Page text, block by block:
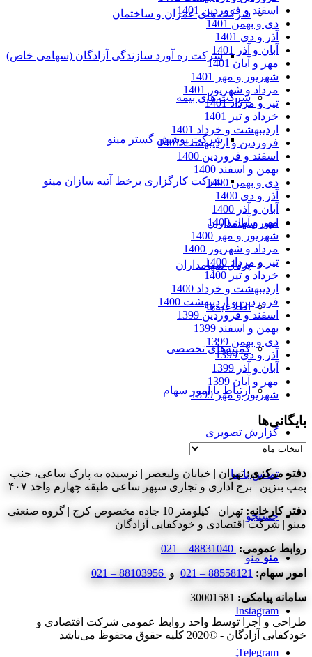
شرکت های عمران و ساختمان
شرکت ره آورد سازندگی آزادگان (سهامی خاص)
شرکت های بیمه
شرکت پوشش گستر مینو
شرکت کارگزاری برخط آتیه سازان مینو
امور سهامداران
پرتال سهامداران
اطلاعیه‌ها
کمیته‌های تخصصی
ارتباط با امور سهام
گزارش تصویری
تماس با ما
جستجو
منو منو
Instagram
Telegram
اسفند و فروردین 1401
دی و بهمن 1401
آذر و دی 1401
آبان و آذر 1401
مهر و آبان 1401
شهریور و مهر 1401
مرداد و شهریور 1401
تیر و مرداد 1401
خرداد و تیر 1401
اردیبهشت و خرداد 1401
فروردین و اردیبهشت 1401
اسفند و فروردین 1400
بهمن و اسفند 1400
دی و بهمن 1400
آذر و دی 1400
آبان و آذر 1400
مهر و آبان 1400
شهریور و مهر 1400
مرداد و شهریور 1400
تیر و مرداد 1400
خرداد و تیر 1400
اردیبهشت و خرداد 1400
فروردین و اردیبهشت 1400
اسفند و فروردین 1399
بهمن و اسفند 1399
دی و بهمن 1399
آذر و دی 1399
آبان و آذر 1399
مهر و آبان 1399
شهریور و مهر 1399
بایگانی‌ها
بایگانی‌ها
دفتر مرکزی:تهران | خیابان ولیعصر | نرسیده به پارک ساعی، جنب
پمپ بنزین | برج اداری و تجاری سپهر ساعی طبقه چهارم واحد ۴۰۷
دفتر کارخانه:
تهران | کیلومتر 10 جاده مخصوص کرج | گروه صنعتی
مینو | شرکت اقتصادی و خودکفایی آزادگان
روابط عمومی:
امور سهام: 88558121 – 021 و
سامانه پیامکی:
طراحی و اجرا توسط واحد روابط عمومی شرکت اقتصادی و
خودکفایی آزادگان - ©2020 کلیه حقوق محفوظ می‌باشد